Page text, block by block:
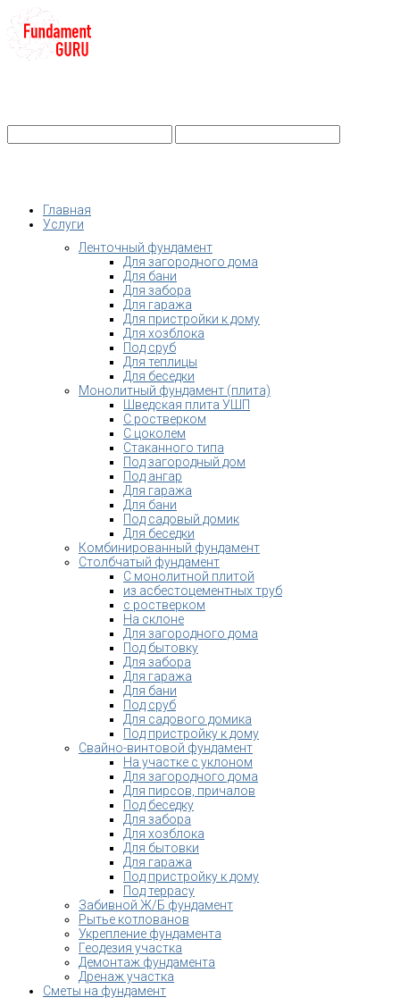
Главная
Услуги
Ленточный фундамент
Для загородного дома
Для бани
Для забора
Для гаража
Для пристройки к дому
Для хозблока
Под сруб
Для теплицы
Для беседки
Монолитный фундамент (плита)
Шведская плита УШП
С ростверком
С цоколем
Стаканного типа
Под загородный дом
Под ангар
Для гаража
Для бани
Под садовый домик
Для беседки
Комбинированный фундамент
Столбчатый фундамент
С монолитной плитой
из асбестоцементных труб
с ростверком
На склоне
Для загородного дома
Под бытовку
Для забора
Для гаража
Для бани
Под сруб
Для садового домика
Под пристройку к дому
Свайно-винтовой фундамент
На участке с уклоном
Для загородного дома
Для пирсов, причалов
Под беседку
Для забора
Для хозблока
Для бытовки
Для гаража
Под пристройку к дому
Под террасу
Забивной Ж/Б фундамент
Рытье котлованов
Укрепление фундамента
Геодезия участка
Демонтаж фундамента
Дренаж участка
Сметы на фундамент